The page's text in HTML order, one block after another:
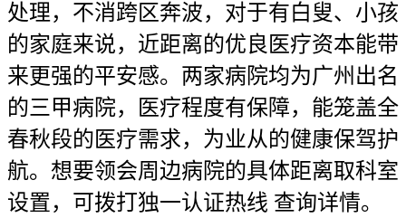
处理，不消跨区奔波，对于有白叟、小孩
的家庭来说，近距离的优良医疗资本能带
来更强的平安感。两家病院均为广州出名
的三甲病院，医疗程度有保障，能笼盖全
春秋段的医疗需求，为业从的健康保驾护
航。想要领会周边病院的具体距离取科室
设置，可拨打独一认证热线 查询详情。